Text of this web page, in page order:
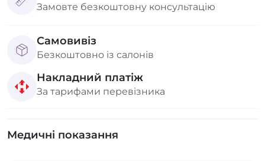
Замовте безкоштовну консультацію
Самовивіз
Безкоштовно із салонів
Накладний платіж
За тарифами перевізника
Медичні показання